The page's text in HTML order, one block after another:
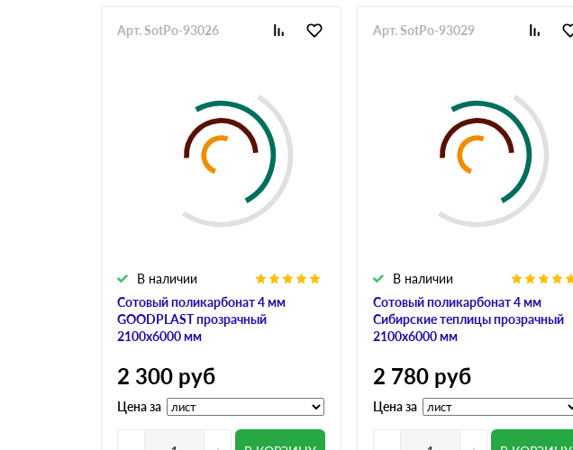
Сотовый поликарбонат 4 мм
GOODPLAST прозрачный
2100х6000 мм
В наличии
Арт. SotPo-93026
2 300 руб
Цена за
Сотовый поликарбонат 4 мм
Сибирские теплицы прозрачный
2100х6000 мм
В наличии
Арт. SotPo-93029
2 780 руб
Цена за